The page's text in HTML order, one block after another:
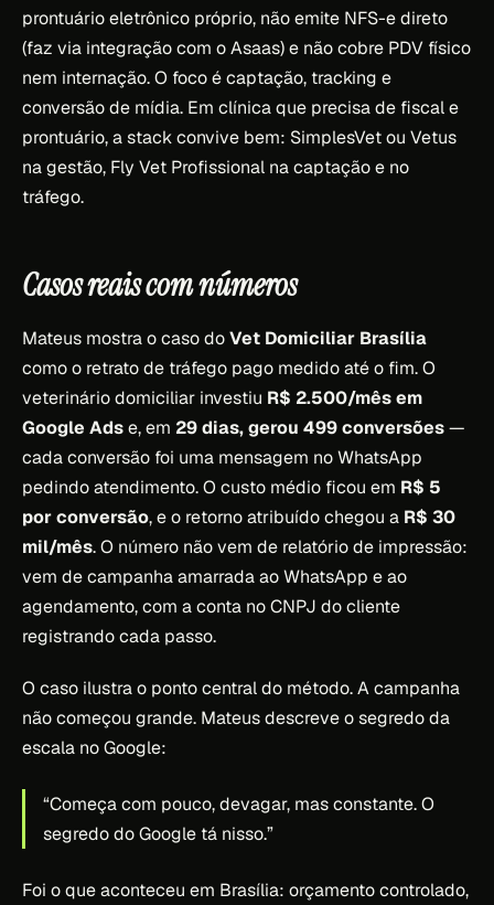
prontuário eletrônico próprio, não emite NFS-e direto
(faz via integração com o Asaas) e não cobre PDV físico
nem internação. O foco é captação, tracking e
conversão de mídia. Em clínica que precisa de fiscal e
prontuário, a stack convive bem: SimplesVet ou Vetus
na gestão, Fly Vet Profissional na captação e no
tráfego.
Casos reais com números
Mateus mostra o caso doVet Domiciliar Brasília
como o retrato de tráfego pago medido até o fim. O
veterinário domiciliar investiu R$ 2.500/mês em
Google Adse, em 29 dias, gerou 499 conversões—
cada conversão foi uma mensagem no WhatsApp
pedindo atendimento. O custo médio ficou em R$ 5
por conversão, e o retorno atribuído chegou a R$ 30
mil/mês. O número não vem de relatório de impressão:
vem de campanha amarrada ao WhatsApp e ao
agendamento, com a conta no CNPJ do cliente
registrando cada passo.
O caso ilustra o ponto central do método. A campanha
não começou grande. Mateus descreve o segredo da
escala no Google:
“Começa com pouco, devagar, mas constante. O
segredo do Google tá nisso.”
Foi o que aconteceu em Brasília: orçamento controlado,